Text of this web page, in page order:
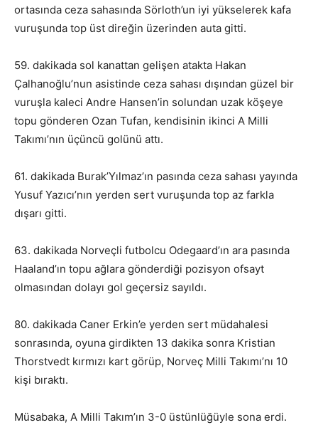
ortasında ceza sahasında Sörloth’un iyi yükselerek kafa
vuruşunda top üst direğin üzerinden auta gitti.
59. dakikada sol kanattan gelişen atakta Hakan
Çalhanoğlu’nun asistinde ceza sahası dışından güzel bir
vuruşla kaleci Andre Hansen’in solundan uzak köşeye
topu gönderen Ozan Tufan, kendisinin ikinci A Milli
Takımı’nın üçüncü golünü attı.
61. dakikada Burak’Yılmaz’ın pasında ceza sahası yayında
Yusuf Yazıcı’nın yerden sert vuruşunda top az farkla
dışarı gitti.
63. dakikada Norveçli futbolcu Odegaard’ın ara pasında
Haaland’ın topu ağlara gönderdiği pozisyon ofsayt
olmasından dolayı gol geçersiz sayıldı.
80. dakikada Caner Erkin’e yerden sert müdahalesi
sonrasında, oyuna girdikten 13 dakika sonra Kristian
Thorstvedt kırmızı kart görüp, Norveç Milli Takımı’nı 10
kişi bıraktı.
Müsabaka, A Milli Takım’ın 3-0 üstünlüğüyle sona erdi.